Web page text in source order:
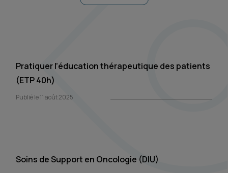
Pratiquer l’éducation thérapeutique des patients
(ETP 40h)
Publié le 11 août 2025
Soins de Support en Oncologie (DIU)